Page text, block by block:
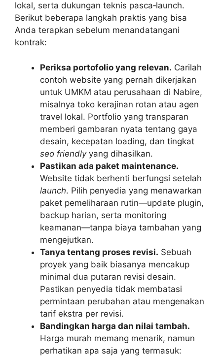
lokal, serta dukungan teknis pasca‑launch.
Berikut beberapa langkah praktis yang bisa
Anda terapkan sebelum menandatangani
kontrak:
Periksa portofolio yang relevan. Carilah
contoh website yang pernah dikerjakan
untuk UMKM atau perusahaan di Nabire,
misalnya toko kerajinan rotan atau agen
travel lokal. Portfolio yang transparan
memberi gambaran nyata tentang gaya
desain, kecepatan loading, dan tingkat
seo friendlyyang dihasilkan.
Pastikan ada paket maintenance.
Website tidak berhenti berfungsi setelah
launch. Pilih penyedia yang menawarkan
paket pemeliharaan rutin—update plugin,
backup harian, serta monitoring
keamanan—tanpa biaya tambahan yang
mengejutkan.
Tanya tentang proses revisi. Sebuah
proyek yang baik biasanya mencakup
minimal dua putaran revisi desain.
Pastikan penyedia tidak membatasi
permintaan perubahan atau mengenakan
tarif ekstra per revisi.
Bandingkan harga dan nilai tambah.
Harga murah memang menarik, namun
perhatikan apa saja yang termasuk: